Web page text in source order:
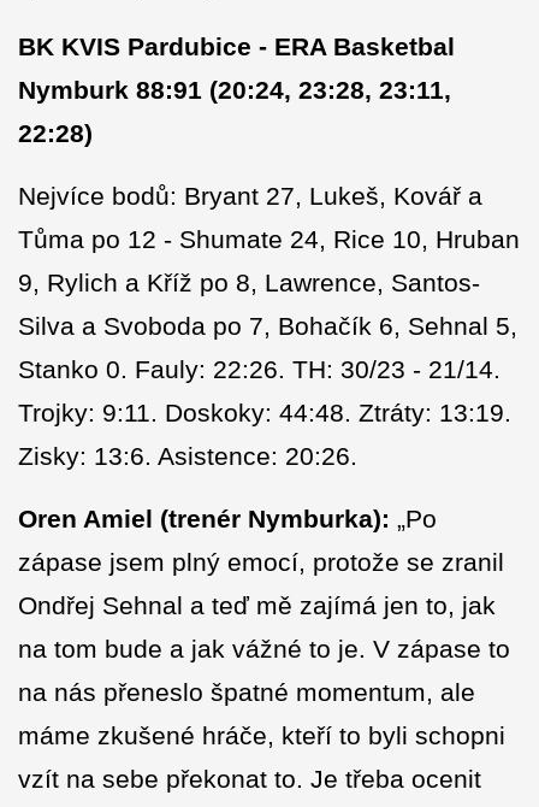
BK KVIS Pardubice - ERA Basketbal
Nymburk 88:91 (20:24, 23:28, 23:11,
22:28)
Nejvíce bodů: Bryant 27, Lukeš, Kovář a
Tůma po 12 - Shumate 24, Rice 10, Hruban
9, Rylich a Kříž po 8, Lawrence, Santos-
Silva a Svoboda po 7, Bohačík 6, Sehnal 5,
Stanko 0. Fauly: 22:26. TH: 30/23 - 21/14.
Trojky: 9:11. Doskoky: 44:48. Ztráty: 13:19.
Zisky: 13:6. Asistence: 20:26.
Oren Amiel (trenér Nymburka): „Po
zápase jsem plný emocí, protože se zranil
Ondřej Sehnal a teď mě zajímá jen to, jak
na tom bude a jak vážné to je. V zápase to
na nás přeneslo špatné momentum, ale
máme zkušené hráče, kteří to byli schopni
vzít na sebe překonat to. Je třeba ocenit